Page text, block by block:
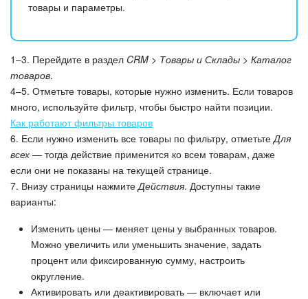
Маркетинг
Центр продаж
Аналитика
BI Конструктор
Автоматизация
Сотрудники
Бизнес-процессы
товары и параметры.
1–3. Перейдите в раздел CRM > Товары и Склады > Каталог
товаров.
4–5. Отметьте товары, которые нужно изменить. Если товаров
много, используйте фильтр, чтобы быстро найти позиции.
Как работают фильтры товаров
6. Если нужно изменить все товары по фильтру, отметьте Для
всех — тогда действие применится ко всем товарам, даже
если они не показаны на текущей странице.
7. Внизу страницы нажмите Действия. Доступны такие
варианты:
Изменить цены — меняет цены у выбранных товаров.
Можно увеличить или уменьшить значение, задать
процент или фиксированную сумму, настроить
округление.
Активировать или деактивировать — включает или